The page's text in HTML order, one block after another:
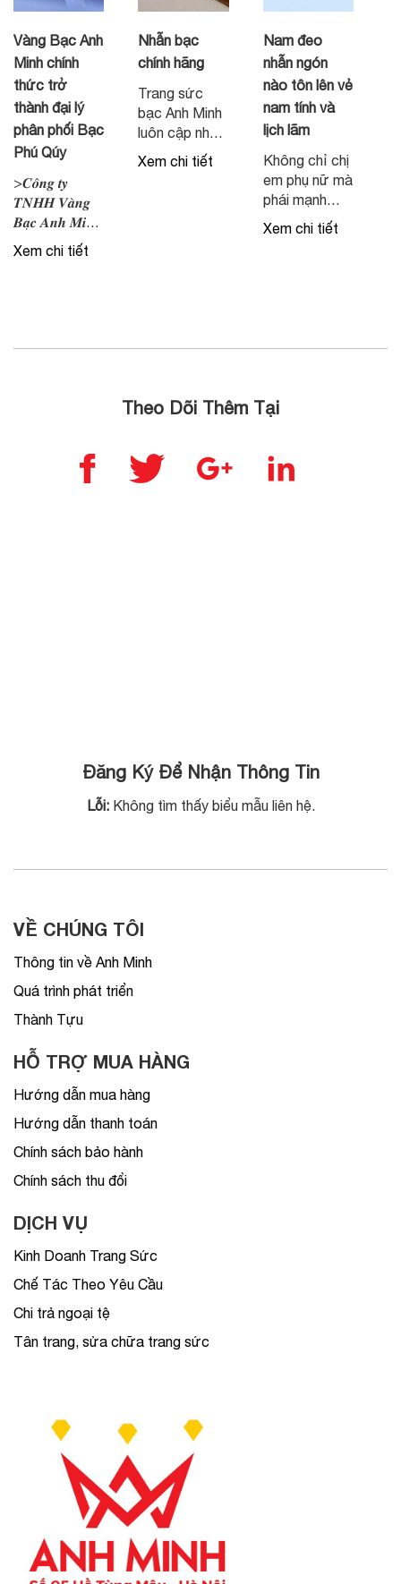
Vàng Bạc Anh
Minh chính
thức trở
thành đại lý
phân phối Bạc
Phú Qúy
>𝑪𝒐̂𝒏𝒈 𝒕𝒚
𝑻𝑵𝑯𝑯 𝑽𝒂̀𝒏𝒈
𝑩𝒂̣𝒄 𝑨𝒏𝒉 𝑴𝒊𝒏𝒉
𝒄𝒉𝒊́𝒏𝒉 𝒕𝒉𝒖̛́𝒄 𝒍𝒂̀
đ𝒂̣𝒊 𝒍𝒚́ 𝒖𝒚̉ 𝒒𝒖𝒚𝒆̂̀𝒏
chính thức tại
Xem chi tiết
Nhẫn bạc
chính hãng
Trang sức
bạc Anh Minh
luôn cập nhật
mẫu mã mới
nhất
Xem chi tiết
Nam đeo
nhẫn ngón
nào tôn lên vẻ
nam tính và
lịch lãm
Không chỉ chị
em phụ nữ mà
phái mạnh
cũng có thể
chọn lựa đeo
hiện sự nam
tính? Việc hiểu
từng vị trí đeo
nhẫn sẽ giúp
Xem chi tiết
Theo Dõi Thêm Tại
Đăng Ký Để Nhận Thông Tin
Lỗi:Không tìm thấy biểu mẫu liên hệ.
VỀ CHÚNG TÔI
Thông tin về Anh Minh
Quá trình phát triển
Thành Tựu
HỖ TRỢ MUA HÀNG
Hướng dẫn mua hàng
Hướng dẫn thanh toán
Chính sách bảo hành
Chính sách thu đổi
DỊCH VỤ
Kinh Doanh Trang Sức
Chế Tác Theo Yêu Cầu
Chi trả ngoại tệ
Tân trang, sửa chữa trang sức